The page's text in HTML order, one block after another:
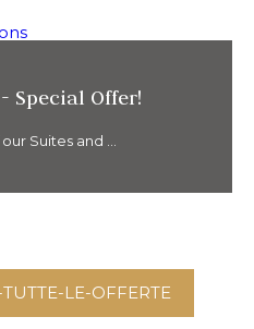
Special Offer!
Suites and ...
LE-OFFERTE